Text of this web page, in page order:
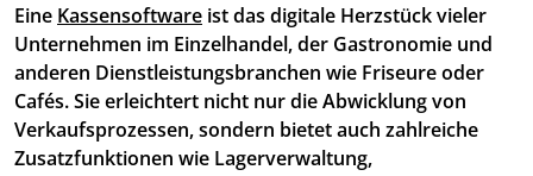
Eine Kassensoftware ist das digitale Herzstück vieler
Unternehmen im Einzelhandel, der Gastronomie und
anderen Dienstleistungsbranchen wie Friseure oder
Cafés. Sie erleichtert nicht nur die Abwicklung von
Verkaufsprozessen, sondern bietet auch zahlreiche
Zusatzfunktionen wie Lagerverwaltung,